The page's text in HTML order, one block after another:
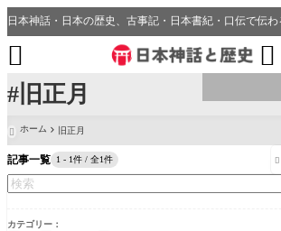
#旧正月


 ホーム 旧正月
記事一覧 1 - 1件 / 全1件 
カテゴリー